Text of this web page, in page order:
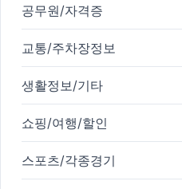
공무원/자격증
교통/주차장정보
생활정보/기타
쇼핑/여행/할인
스포츠/각종경기